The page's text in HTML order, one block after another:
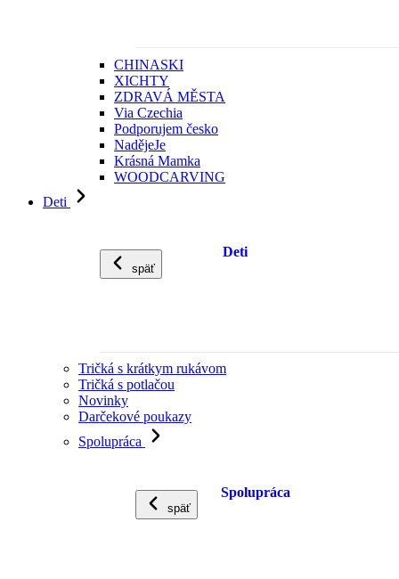
CHINASKI
XICHTY
ZDRAVÁ MĚSTA
Via Czechia
Podporujem česko
NadějeJe
Krásná Mamka
WOODCARVING
Deti
späť
Deti
Tričká s krátkym rukávom
Tričká s potlačou
Novinky
Darčekové poukazy
Spolupráca
späť
Spolupráca